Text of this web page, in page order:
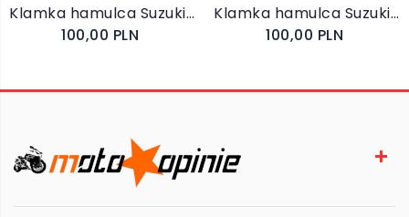
Klamka hamulca Suzuki SV 1000 (2003-2007)
100,00 PLN
Klamka hamulca Suzuki GSX-R 750 (1998-2000)
100,00 PLN